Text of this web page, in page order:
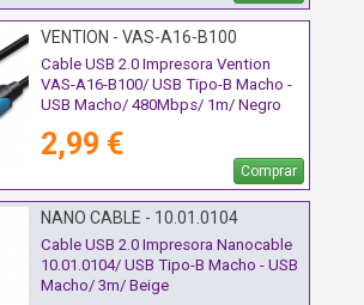
VENTION - VAS-A16-B100
Cable USB 2.0 Impresora Vention
VAS-A16-B100/ USB Tipo-B Macho -
USB Macho/ 480Mbps/ 1m/ Negro
2,99 €
Comprar
NANO CABLE - 10.01.0104
Cable USB 2.0 Impresora Nanocable
10.01.0104/ USB Tipo-B Macho - USB
Macho/ 3m/ Beige